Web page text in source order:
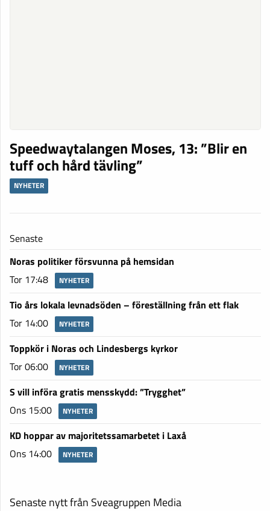
Speedwaytalangen Moses, 13: ”Blir en
tuff och hård tävling”
NYHETER
Senaste
Noras politiker försvunna på hemsidan
Tor 17:48
NYHETER
Tio års lokala levnadsöden – föreställning från ett flak
Tor 14:00
NYHETER
Toppkör i Noras och Lindesbergs kyrkor
Tor 06:00
NYHETER
S vill införa gratis mensskydd: ”Trygghet”
Ons 15:00
NYHETER
KD hoppar av majoritetssamarbetet i Laxå
Ons 14:00
NYHETER
Senaste nytt från Sveagruppen Media